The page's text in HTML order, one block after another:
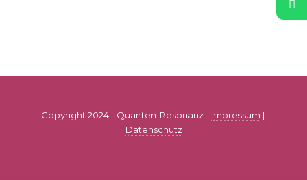
Copyright 2024 - Quanten-Resonanz - Impressum |
Datenschutz